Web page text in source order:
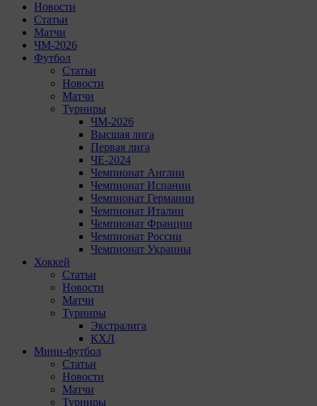
Новости
Статьи
Матчи
ЧМ-2026
Футбол
Статьи
Новости
Матчи
Турниры
ЧМ-2026
Высшая лига
Первая лига
ЧЕ-2024
Чемпионат Англии
Чемпионат Испании
Чемпионат Германии
Чемпионат Италии
Чемпионат Франции
Чемпионат России
Чемпионат Украины
Хоккей
Статьи
Новости
Матчи
Турниры
Экстралига
КХЛ
Мини-футбол
Статьи
Новости
Матчи
Турниры